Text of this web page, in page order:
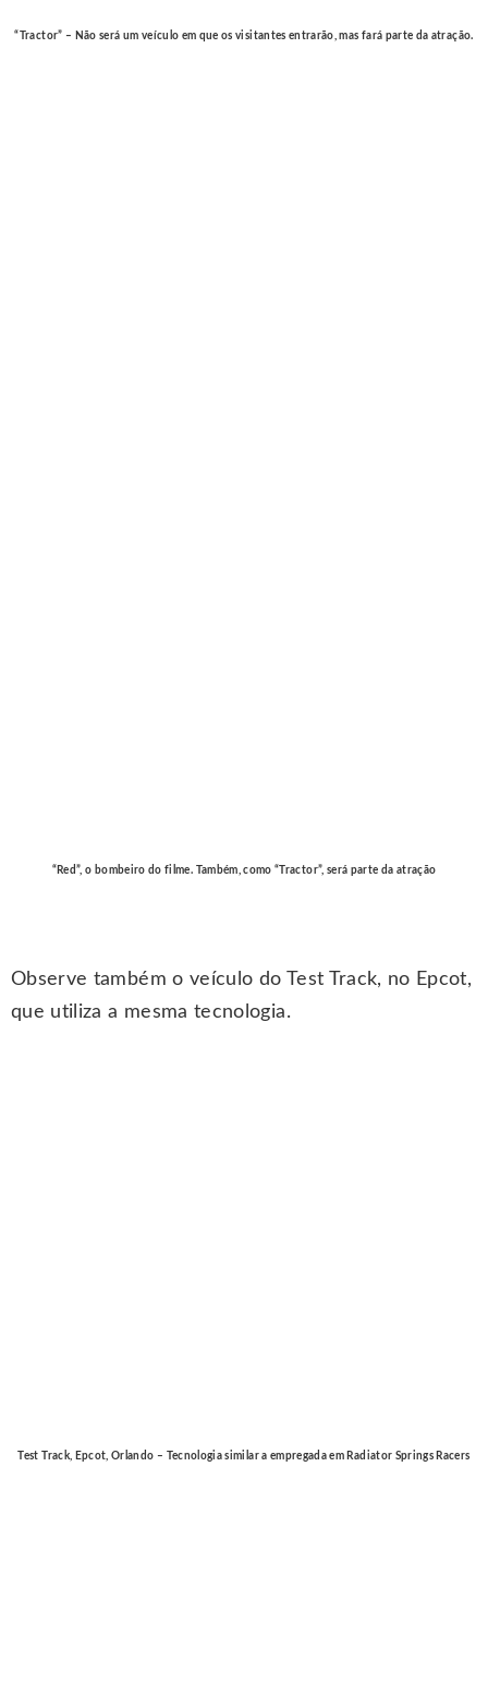
“Tractor” – Não será um veículo em que os visitantes entrarão, mas fará parte da atração.
“Red”, o bombeiro do filme. Também, como “Tractor”, será parte da atração
Observe também o veículo do Test Track, no Epcot,
que utiliza a mesma tecnologia.
Test Track, Epcot, Orlando – Tecnologia similar a empregada em Radiator Springs Racers